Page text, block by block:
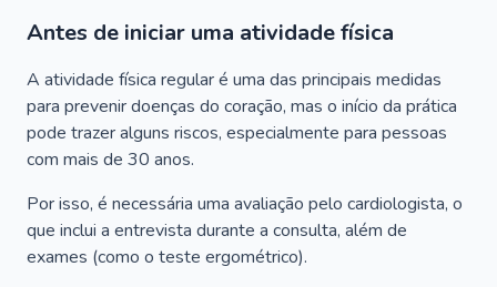
Antes de iniciar uma atividade física
A atividade física regular é uma das principais medidas
para prevenir doenças do coração, mas o início da prática
pode trazer alguns riscos, especialmente para pessoas
com mais de 30 anos.
Por isso, é necessária uma avaliação pelo cardiologista, o
que inclui a entrevista durante a consulta, além de
exames (como o teste ergométrico).